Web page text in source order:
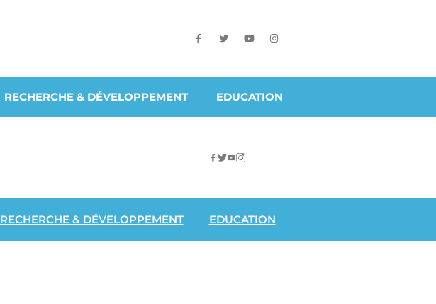
RECHERCHE & DÉVELOPPEMENT EDUCATION
RECHERCHE & DÉVELOPPEMENT EDUCATION